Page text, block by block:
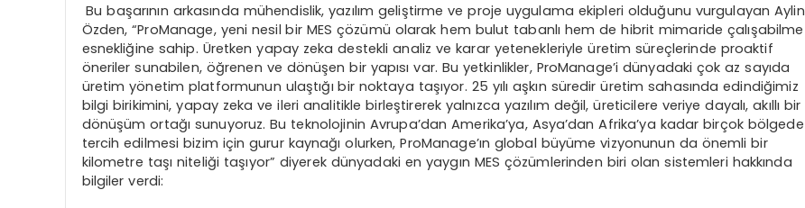
Bu başarının arkasında mühendislik, yazılım geliştirme ve proje uygulama ekipleri olduğunu vurgulayan Aylin
Özden, “ProManage, yeni nesil bir MES çözümü olarak hem bulut tabanlı hem de hibrit mimaride çalışabilme
esnekliğine sahip. Üretken yapay zeka destekli analiz ve karar yetenekleriyle üretim süreçlerinde proaktif
öneriler sunabilen, öğrenen ve dönüşen bir yapısı var. Bu yetkinlikler, ProManage’i dünyadaki çok az sayıda
üretim yönetim platformunun ulaştığı bir noktaya taşıyor. 25 yılı aşkın süredir üretim sahasında edindiğimiz
bilgi birikimini, yapay zeka ve ileri analitikle birleştirerek yalnızca yazılım değil, üreticilere veriye dayalı, akıllı bir
dönüşüm ortağı sunuyoruz. Bu teknolojinin Avrupa’dan Amerika’ya, Asya’dan Afrika’ya kadar birçok bölgede
tercih edilmesi bizim için gurur kaynağı olurken, ProManage’ın global büyüme vizyonunun da önemli bir
kilometre taşı niteliği taşıyor” diyerek dünyadaki en yaygın MES çözümlerinden biri olan sistemleri hakkında
bilgiler verdi: